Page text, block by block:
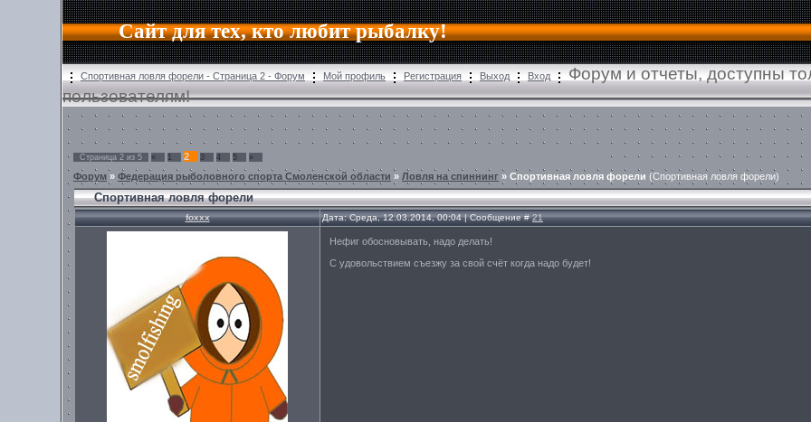
Сайт для тех, кто любит рыбалку!
Спортивная ловля форели - Страница 2 - Форум Мой профиль Регистрация Выход Вход
Форум и отчеты, доступны
пользователям!
Страница 2 из 5 « 1 2 3 4 5 »
Форум » Федерация рыболовного спорта Смоленской области » Ловля на спиннинг » Спортивная ловля форели (Спортивная ловля форели)
Спортивная ловля форели
foxxx Дата: Среда, 12.03.2014, 00:04 | Сообщение #21
Нефиг обосновывать, надо делать!
С удовольствием съезжу за свой счёт когда надо будет!